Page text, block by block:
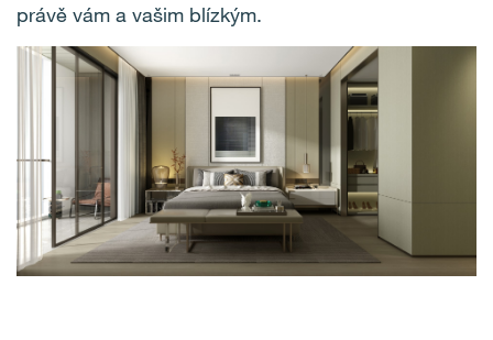
právě vám a vašim blízkým.